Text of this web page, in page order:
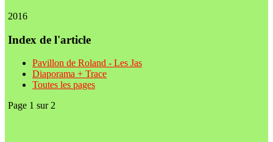
2016
Index de l'article
Pavillon de Roland - Les Jas
Diaporama + Trace
Toutes les pages
Page 1 sur 2